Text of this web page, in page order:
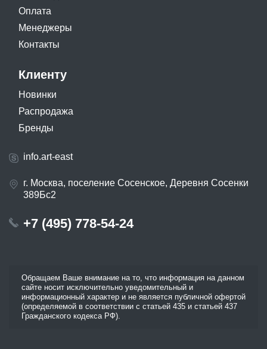
Оплата
Менеджеры
Контакты
Клиенту
Новинки
Распродажа
Бренды
info.art-east
г. Москва, поселение Сосенское, Деревня Сосенки
389Бс2
+7 (495) 778-54-24
Обращаем Ваше внимание на то, что информация на данном
сайте носит исключительно уведомительный и
информационный характер и не является публичной офертой
(определяемой в соответствии с статьей 435 и статьей 437
Гражданского кодекса РФ).